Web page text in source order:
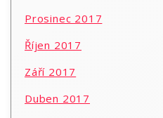
Prosinec 2017
Říjen 2017
Září 2017
Duben 2017